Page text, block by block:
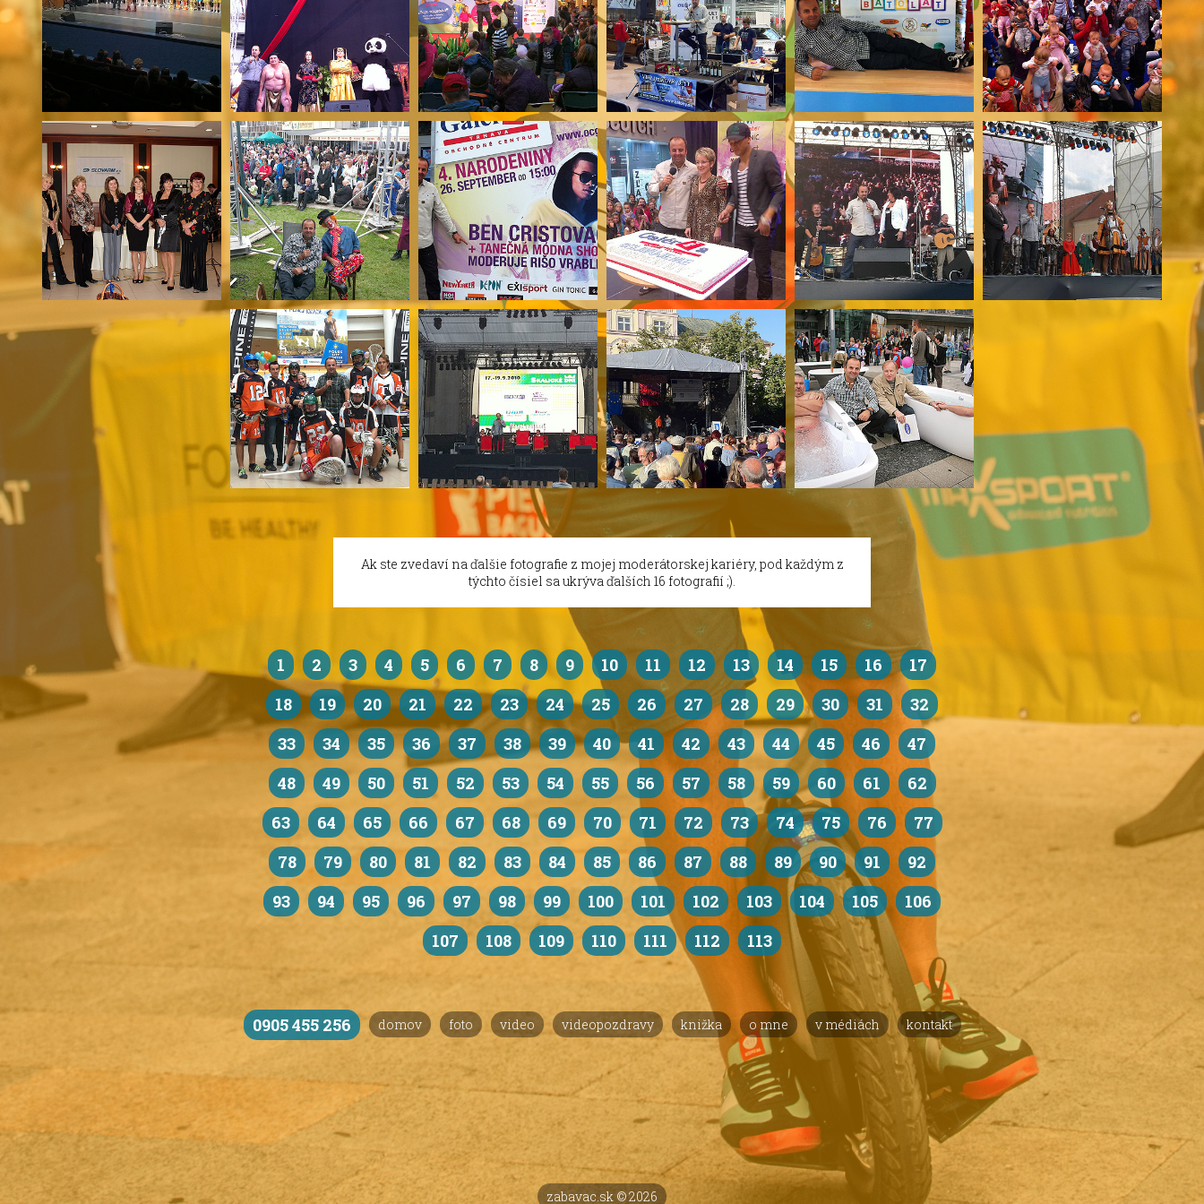
Ak ste zvedaví na ďalšie fotografie z mojej moderátorskej kariéry, pod každým z
týchto čísiel sa ukrýva ďalších 16 fotografií ;).
1 2 3 4 5 6 7 8 9 10 11 12 13 14 15 16
17
18
19 20 21 22 23 24 25 26 27 28 29 30 31
32
33
34 35 36 37 38 39 40 41 42 43 44 45 46
47
48
49 50 51 52 53 54 55 56 57 58 59 60 61
62
63
64 65 66 67 68 69 70 71 72 73 74 75 76
77
78
79 80 81 82 83 84 85 86 87 88 89 90 91
92
93
94 95 96 97 98 99 100 101 102 103 104 105
106
107
108 109 110 111 112 113
0905 455 256 domov foto video videopozdravy knižka o mne v médiách kontakt
zabavac.sk © 2026